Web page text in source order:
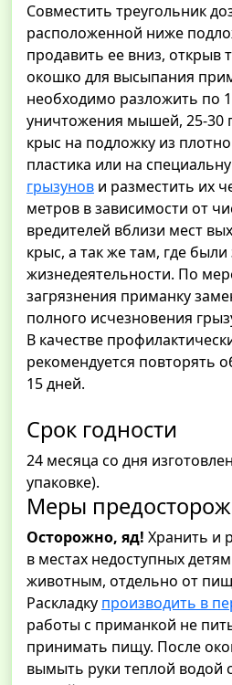
Совместить треугольник
расположенной ниже
продавить ее вниз, открыв
окошко для высыпания
необходимо разложить по
уничтожения мышей, 25-30
крыс на подложку из
пластика или на
грызунов и разместить их
метров в зависимости от
вредителей вблизи мест
крыс, а так же там, где
жизнедеятельности. По
загрязнения приманку
полного исчезновения
В качестве
рекомендуется повторять
15 дней.
Срок годности
24 месяца со дня
упаковке).
Меры
Осторожно, яд! Хранить и
в местах недоступных
животным, отдельно от
Раскладку производить в
работы с приманкой не
принимать пищу. После
вымыть руки теплой водой